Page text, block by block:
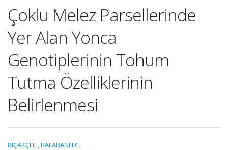
Çoklu Melez Parsellerinde
Yer Alan Yonca
Genotiplerinin Tohum
Tutma Özelliklerinin
Belirlenmesi
BIÇAKÇI E.,BALABANLI C.